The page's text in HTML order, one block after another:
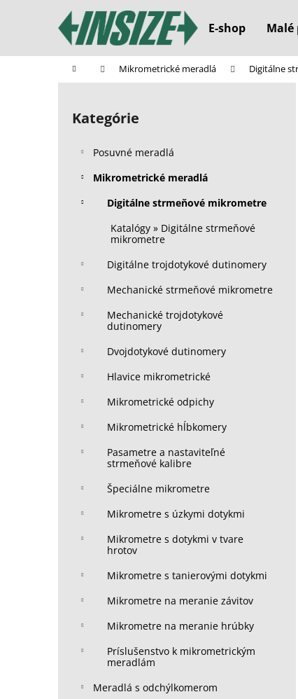
E-shop
Domov Mikrometrické meradlá Digitálne
B
Preskočiť
kategórie
Kategórie
Posuvné meradlá
Mikrometrické meradlá
Digitálne strmeňové mikrometre
Katalógy » Digitálne strmeňové
mikrometre
Digitálne trojdotykové dutinomery
Mechanické strmeňové mikrometre
Mechanické trojdotykové
dutinomery
Dvojdotykové dutinomery
Hlavice mikrometrické
Mikrometrické odpichy
Mikrometrické hĺbkomery
Pasametre a nastaviteľné
strmeňové kalibre
Špeciálne mikrometre
Mikrometre s úzkymi dotykmi
Mikrometre s dotykmi v tvare
hrotov
Mikrometre s tanierovými dotykmi
Mikrometre na meranie závitov
Mikrometre na meranie hrúbky
Príslušenstvo k mikrometrickým
meradlám
Meradlá s odchýlkomerom
í
Späť
do
Späť
do